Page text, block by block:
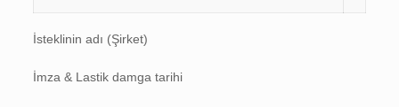
İsteklinin adı (Şirket)
İmza & Lastik damga tarihi